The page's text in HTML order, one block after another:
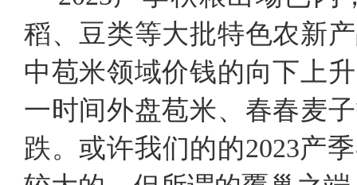
稻、豆类等大批特色农新
中苞米领域价钱的向下上
一时间外盘苞米、春春麦
跌。或许我们的的2023产